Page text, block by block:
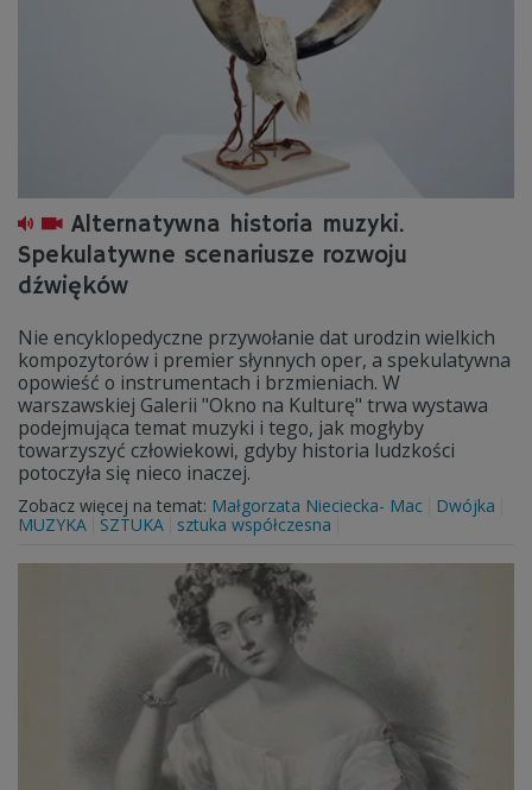
Alternatywna historia muzyki.
Spekulatywne scenariusze rozwoju
dźwięków
Nie encyklopedyczne przywołanie dat urodzin wielkich
kompozytorów i premier słynnych oper, a spekulatywna
opowieść o instrumentach i brzmieniach. W
warszawskiej Galerii "Okno na Kulturę" trwa wystawa
podejmująca temat muzyki i tego, jak mogłyby
towarzyszyć człowiekowi, gdyby historia ludzkości
potoczyła się nieco inaczej.
Zobacz więcej na temat: Małgorzata Nieciecka- Mac
Dwójka
MUZYKA
SZTUKA sztuka współczesna